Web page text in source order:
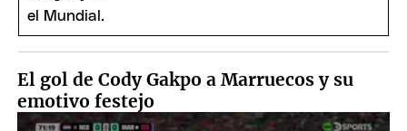
El gol de Cody Gakpo a Marruecos y su
emotivo festejo